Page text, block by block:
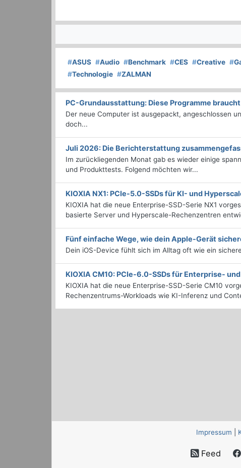
#ASUS #Audio #Benchmark #CES #Creative #
#Technologie #ZALMAN
PC-Grundausstattung: Diese Programme
Der neue Computer ist ausgepackt, angeschlossen
doch...
Juli 2026: Die Bericht­erstattung
Im zurückliegenden Monat gab es wieder einige
und Produkttests. Folgend möchten wir...
KIOXIA NX1: PCIe-5.0-SSDs für KI- und
KIOXIA hat die neue Enterprise-SSD-Serie NX1
basierte Server und Hyperscale-Rechenzentren
Fünf einfache Wege, wie dein Apple-Gerät
Dein iOS-Device fühlt sich im Alltag oft wie ein
KIOXIA CM10: PCIe-6.0-SSDs für Enterprise-
KIOXIA hat die neue Enterprise-SSD-Serie CM10
Rechenzentrums-Workloads wie KI-Inferenz und
Impressum
Feed